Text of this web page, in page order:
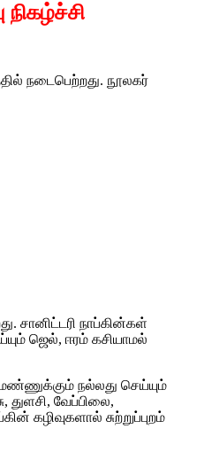
நடைபெற்றது. நூலகர்
சானிட்டரி நாப்கின்கள்
ஜெல், ஈரம் கசியாமல்
நல்லது செய்யும்
வேப்பிலை,
கழிவுகளால் சுற்றுப்புறம்